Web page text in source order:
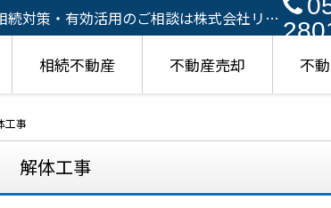
対策・有効活用のご相談は株式会社リア
相続不動産 不動産売却 不
工事
解体工事